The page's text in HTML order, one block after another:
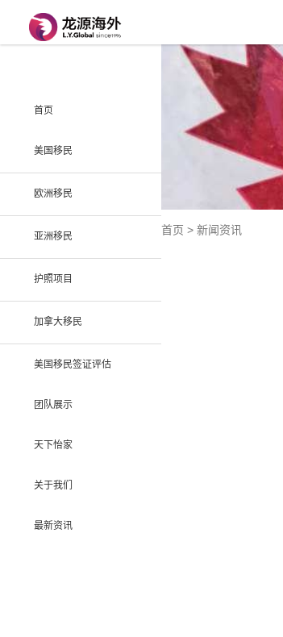
首页
美国移民
欧洲移民
亚洲移民
护照项目
加拿大移民
美国移民签证评估
团队展示
天下怡家
关于我们
最新资讯
首页 > 新闻资讯